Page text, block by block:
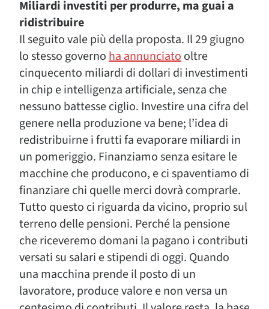
Miliardi investiti per produrre, ma guai a
ridistribuire
Il seguito vale più della proposta. Il 29 giugno
lo stesso governoha annunciatooltre
cinquecento miliardi di dollari di investimenti
in chip e intelligenza artificiale, senza che
nessuno battesse ciglio. Investire una cifra del
genere nella produzione va bene; l’idea di
redistribuirne i frutti fa evaporare miliardi in
un pomeriggio. Finanziamo senza esitare le
macchine che producono, e ci spaventiamo di
finanziare chi quelle merci dovrà comprarle.
Tutto questo ci riguarda da vicino, proprio sul
terreno delle pensioni. Perché la pensione
che riceveremo domani la pagano i contributi
versati su salari e stipendi di oggi. Quando
una macchina prende il posto di un
lavoratore, produce valore e non versa un